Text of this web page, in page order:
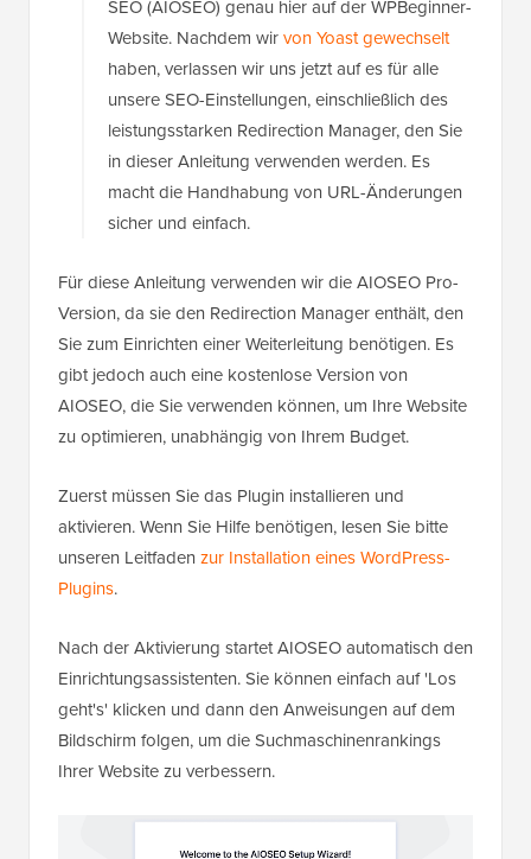
SEO (AIOSEO) genau hier auf der WPBeginner-
Website. Nachdem wirvon Yoast gewechselt
haben, verlassen wir uns jetzt auf es für alle
unsere SEO-Einstellungen, einschließlich des
leistungsstarken Redirection Manager, den Sie
in dieser Anleitung verwenden werden. Es
macht die Handhabung von URL-Änderungen
sicher und einfach.
Für diese Anleitung verwenden wir die AIOSEO Pro-
Version, da sie den Redirection Manager enthält, den
Sie zum Einrichten einer Weiterleitung benötigen. Es
gibt jedoch auch eine kostenlose Version von
AIOSEO, die Sie verwenden können, um Ihre Website
zu optimieren, unabhängig von Ihrem Budget.
Zuerst müssen Sie das Plugin installieren und
aktivieren. Wenn Sie Hilfe benötigen, lesen Sie bitte
unseren Leitfaden zur Installation eines WordPress-
Plugins.
Nach der Aktivierung startet AIOSEO automatisch den
Einrichtungsassistenten. Sie können einfach auf 'Los
geht's' klicken und dann den Anweisungen auf dem
Bildschirm folgen, um die Suchmaschinenrankings
Ihrer Website zu verbessern.